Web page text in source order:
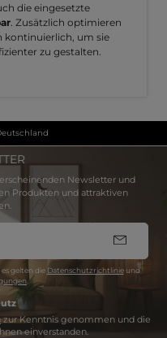
die eingesetzte
. Zusätzlich optimieren
kontinuierlich, um sie
zu gestalten.
Newsletter und
Produkten und attraktiven
gelten die Datenschutzrichtlinieund
zur Kenntnis genommen und die
einverstanden.